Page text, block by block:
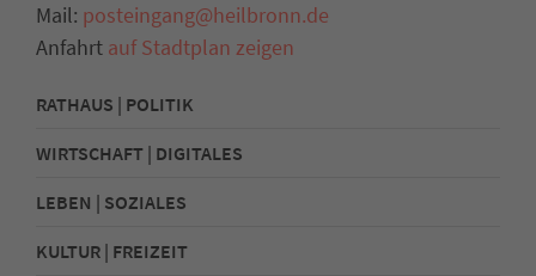
Mail: posteingang@heilbronn.de
Anfahrt auf Stadtplan zeigen
RATHAUS | POLITIK
WIRTSCHAFT | DIGITALES
LEBEN | SOZIALES
KULTUR | FREIZEIT